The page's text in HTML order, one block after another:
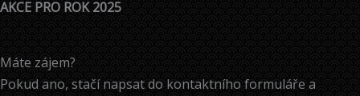
AKCE PRO ROK 2025
Máte zájem?
Pokud ano, stačí napsat do kontaktního formuláře a